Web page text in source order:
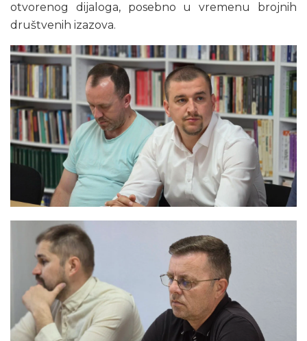
otvorenog dijaloga, posebno u vremenu brojnih
društvenih izazova.